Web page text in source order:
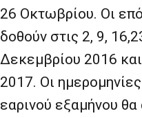
26 Οκτωβρίου. Οι
δοθούν στις 2, 9,
Δεκεμβρίου 2016
2017. Οι
εαρινού εξαμήνου